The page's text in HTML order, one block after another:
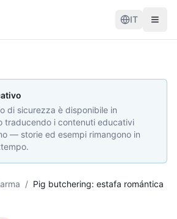
IT
di sicurezza è disponibile in
traducendo i contenuti educativi
— storie ed esempi rimangono in
/ Pig butchering: estafa romántica